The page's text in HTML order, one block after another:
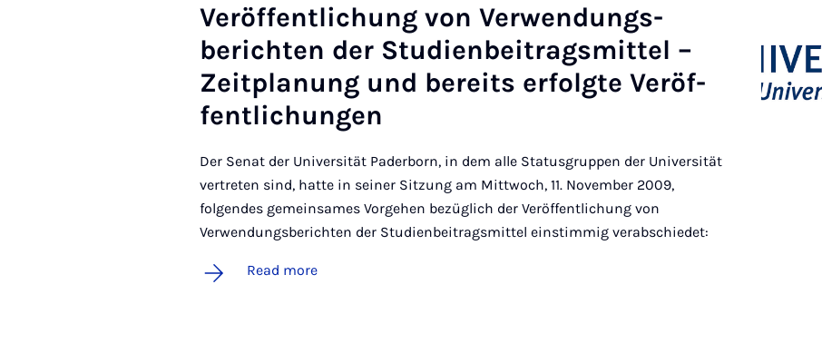
Ver­öf­fent­lichung von Ver­wendungs­
bericht­en der Stud­i­en­beitrags­mit­tel –
Zeit­planung und bereits er­fol­gte Ver­öf­
fent­lichun­gen
Der Senat der Universität Paderborn, in dem alle Statusgruppen der Universität
vertreten sind, hatte in seiner Sitzung am Mittwoch, 11. November 2009,
folgendes gemeinsames Vorgehen bezüglich der Veröffentlichung von
Verwendungsberichten der Studienbeitragsmittel einstimmig verabschiedet:
Read more